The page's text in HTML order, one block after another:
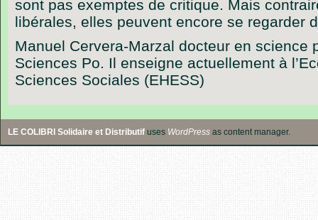
sont pas exemptes de critique. Mais
libérales, elles peuvent encore se regarder
Manuel Cervera-Marzal docteur en science
Sciences Po. Il enseigne actuellement à
Sciences Sociales (EHESS)
LE COLIBRI Solidaire et Distributif uses WordPress as content manager.